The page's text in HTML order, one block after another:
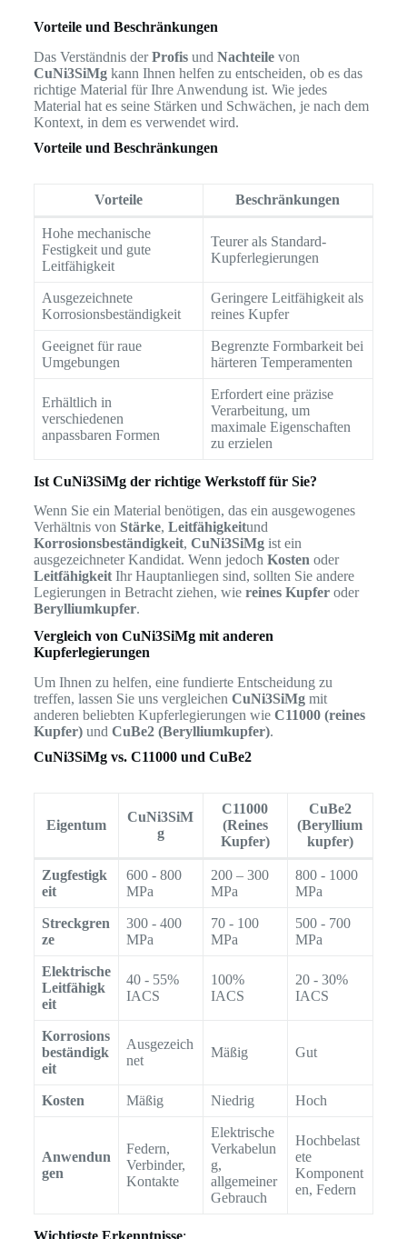
Vorteile und Beschränkungen
Das Verständnis derProfisund Nachteilevon
CuNi3SiMgkann Ihnen helfen zu entscheiden, ob es das
richtige Material für Ihre Anwendung ist. Wie jedes
Material hat es seine Stärken und Schwächen, je nach dem
Kontext, in dem es verwendet wird.
Vorteile und Beschränkungen
Vorteile Beschränkungen
Hohe mechanische
Festigkeit und gute
Leitfähigkeit
Teurer als Standard-
Kupferlegierungen
Ausgezeichnete
Korrosionsbeständigkeit
Geringere Leitfähigkeit als
reines Kupfer
Geeignet für raue
Umgebungen
Begrenzte Formbarkeit bei
härteren Temperamenten
Erhältlich in
verschiedenen
anpassbaren Formen
Erfordert eine präzise
Verarbeitung, um
maximale Eigenschaften
zu erzielen
Ist CuNi3SiMg der richtige Werkstoff für Sie?
Wenn Sie ein Material benötigen, das ein ausgewogenes
Verhältnis von Stärke, Leitfähigkeitund
Korrosionsbeständigkeit, CuNi3SiMgist ein
ausgezeichneter Kandidat. Wenn jedoch Kostenoder
LeitfähigkeitIhr Hauptanliegen sind, sollten Sie andere
Legierungen in Betracht ziehen, wie reines Kupferoder
Berylliumkupfer.
Vergleich von CuNi3SiMg mit anderen
Kupferlegierungen
Um Ihnen zu helfen, eine fundierte Entscheidung zu
treffen, lassen Sie uns vergleichen CuNi3SiMgmit
anderen beliebten Kupferlegierungen wie C11000 (reines
Kupfer)und CuBe2 (Berylliumkupfer).
CuNi3SiMg vs. C11000 und CuBe2
Eigentum
CuNi3SiM
g
C11000
(Reines
Kupfer)
CuBe2
(Beryllium
kupfer)
Zugfestigk
eit
600 - 800
MPa
200 – 300
MPa
800 - 1000
MPa
Streckgren
ze
300 - 400
MPa
70 - 100
MPa
500 - 700
MPa
Elektrische
Leitfähigk
eit
40 - 55%
IACS
100%
IACS
20 - 30%
IACS
Korrosions
beständigk
eit
Ausgezeich
net
Mäßig Gut
Kosten Mäßig Niedrig Hoch
Anwendun
gen
Federn,
Verbinder,
Kontakte
Elektrische
Verkabelun
g,
allgemeiner
Gebrauch
Hochbelast
ete
Komponent
en, Federn
Wichtigste Erkenntnisse: